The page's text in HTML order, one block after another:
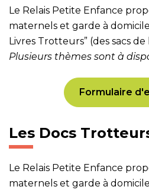
Le Relais Petite Enfance
maternels et garde à
Livres Trotteurs” (des sacs
Plusieurs thèmes sont à
Formulaire
Les Docs
Le Relais Petite Enfance
maternels et garde à